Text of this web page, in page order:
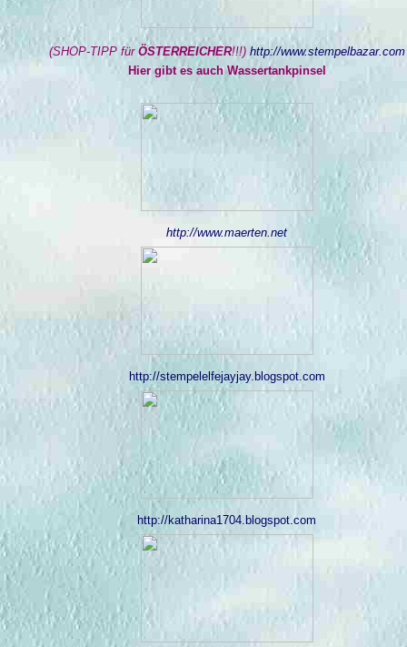
(SHOP-TIPP für ÖSTERREICHER!!!) http://www.stempelbazar.com
Hier gibt es auch Wassertankpinsel
http://www.maerten.net
http://stempelelfejayjay.blogspot.com
http://katharina1704.blogspot.com